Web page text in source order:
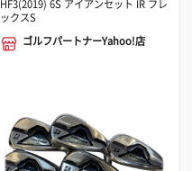
HF3(2019) 6S アイアンセット IR フレ
ックスS
ゴルフパートナーYahoo!店